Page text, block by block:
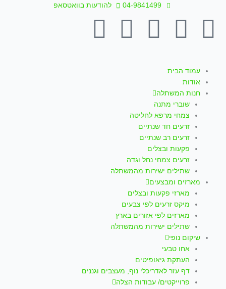
04-9841499 להודעות בוואטסאפ
F
c
e
b
o
o
k
-
Y
u
t
u
b
e
I
t
a
g
r
a
m
W
p
p
T
עמוד הבית
אודות
חנות המשתלה
שוברי מתנה
צמחי מרפא לחליטה
זרעים חד שנתיים
זרעים רב שנתיים
פקעות ובצלים
זרעים צמחי נחל וגדה
שתילים ישירות מהמשתלה
מארזים ומבצעים
מארזי פקעות ובצלים
מיקס זרעים לפי צבעים
מארזים לפי אזורים בארץ
שתילים ישירות מהמשתלה
שיקום נופי
אחו טבעי
העתקת גיאופיטים
דף עזר לאדריכלי נוף, מעצבים וגננים
פרוייקטים/ עבודות הצלה